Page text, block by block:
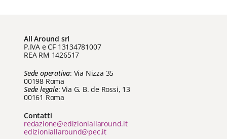
All Around srl
P.IVA e CF 13134781007
REA RM 1426517
Sede operativa: Via Nizza 35
00198 Roma
Sede legale: Via G. B. de Rossi, 13
00161 Roma
Contatti
redazione@edizioniallaround.it
edizioniallaround@pec.it